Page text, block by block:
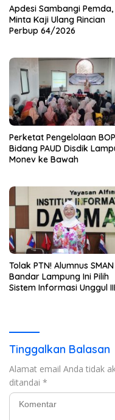
Apdesi Sambangi Pemda,
Minta Kaji Ulang Rincian
Perbup 64/2026
Perketat Pengelolaan
Bidang PAUD Disdik
Monev ke Bawah
Tolak PTN! Alumnus
Bandar Lampung Ini Pilih
Sistem Informasi Unggul
Tinggalkan Balasan
Alamat email Anda tidak
ditandai *